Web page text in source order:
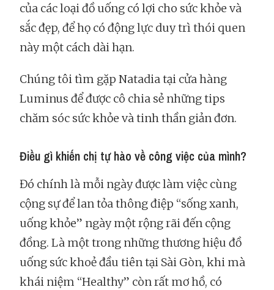
của các loại đồ uống có lợi cho sức khỏe và
sắc đẹp, để họ có động lực duy trì thói quen
này một cách dài hạn.
Chúng tôi tìm gặp Natadia tại cửa hàng
Luminus để được cô chia sẻ những tips
chăm sóc sức khỏe và tinh thần giản đơn.
Điều gì khiến chị tự hào về công việc của mình?
Đó chính là mỗi ngày được làm việc cùng
cộng sự để lan tỏa thông điệp “sống xanh,
uống khỏe” ngày một rộng rãi đến cộng
đồng. Là một trong những thương hiệu đồ
uống sức khoẻ đầu tiên tại Sài Gòn, khi mà
khái niệm “Healthy” còn rất mơ hồ, có